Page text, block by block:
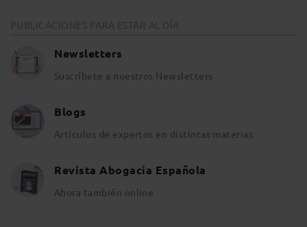
PUBLICACIONES PARA ESTAR AL DÍA
Newsletters
Suscríbete a nuestros Newsletters
Blogs
Artículos de expertos en distintas materias
Revista Abogacía Española
Ahora también online